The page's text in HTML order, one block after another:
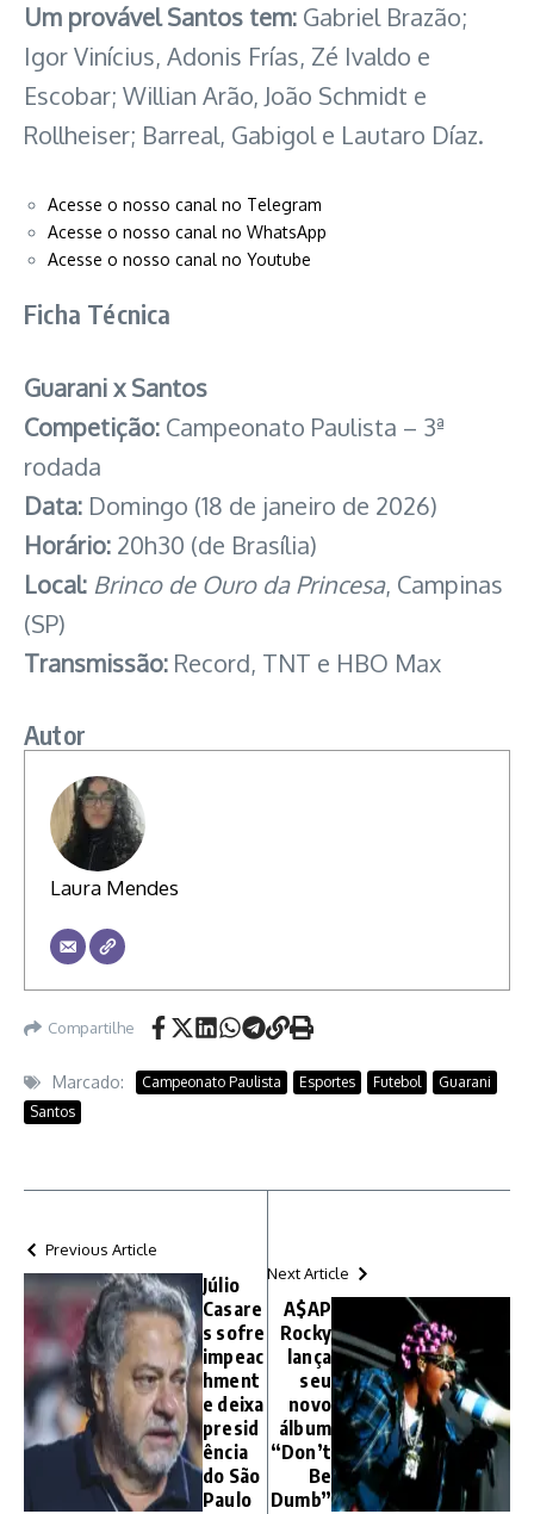
Um provável Santos tem: Gabriel Brazão;
Igor Vinícius, Adonis Frías, Zé Ivaldo e
Escobar; Willian Arão, João Schmidt e
Rollheiser; Barreal, Gabigol e Lautaro Díaz.
Acesse o nosso canal no Telegram
Acesse o nosso canal no WhatsApp
Acesse o nosso canal no Youtube
Ficha Técnica
Guarani x Santos
Competição: Campeonato Paulista – 3ª
rodada
Data: Domingo (18 de janeiro de 2026)
Horário: 20h30 (de Brasília)
Local: Brinco de Ouro da Princesa, Campinas
(SP)
Transmissão: Record, TNT e HBO Max
Autor
Laura Mendes
Compartilhe
Marcado: Campeonato Paulista Esportes Futebol
Guarani
Santos
Previous Article
Júlio
Casare
s sofre
impeac
hment
e deixa
presid
ência
do São
Paulo
Next Article
A$AP
Rocky
lança
seu
novo
álbum
“Don’t
Be
Dumb”